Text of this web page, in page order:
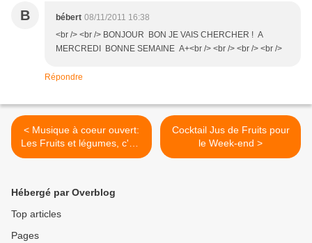
B bébert 08/11/2011 16:38
<br /> <br /> BONJOUR BON JE VAIS CHERCHER ! A
MERCREDI BONNE SEMAINE A+<br /> <br /> <br /> <br />
Répondre
< Musique à coeur ouvert:
Les Fruits et légumes, c'est
bon!
Cocktail Jus de Fruits pour
le Week-end >
Hébergé par Overblog
Top articles
Pages